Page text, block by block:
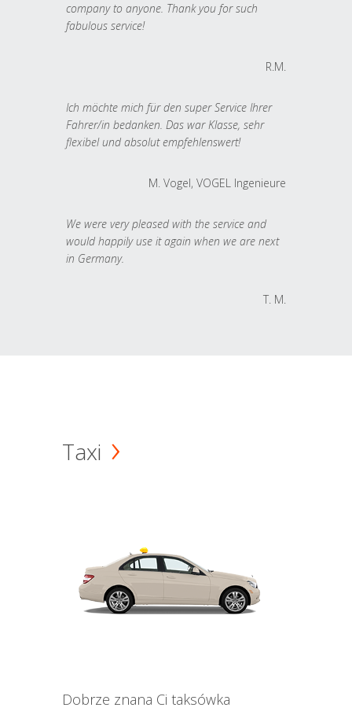
company to anyone. Thank you for such
fabulous service!
R.M.
Ich möchte mich für den super Service Ihrer
Fahrer/in bedanken. Das war Klasse, sehr
flexibel und absolut empfehlenswert!
M. Vogel, VOGEL Ingenieure
We were very pleased with the service and
would happily use it again when we are next
in Germany.
T. M.
Taxi
Dobrze znana Ci taksówka